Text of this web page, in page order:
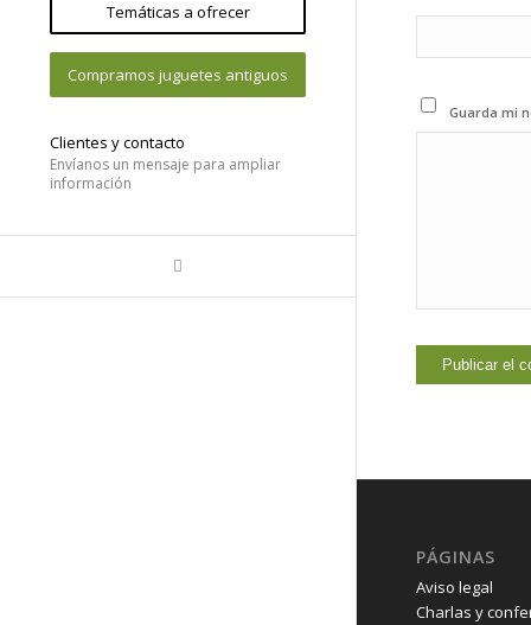
Temáticas a ofrecer
Compramos juguetes antiguos
Clientes y contacto
Envíanos un mensaje para ampliar
información
Guarda mi
PÁGINAS
Aviso legal
Charlas y